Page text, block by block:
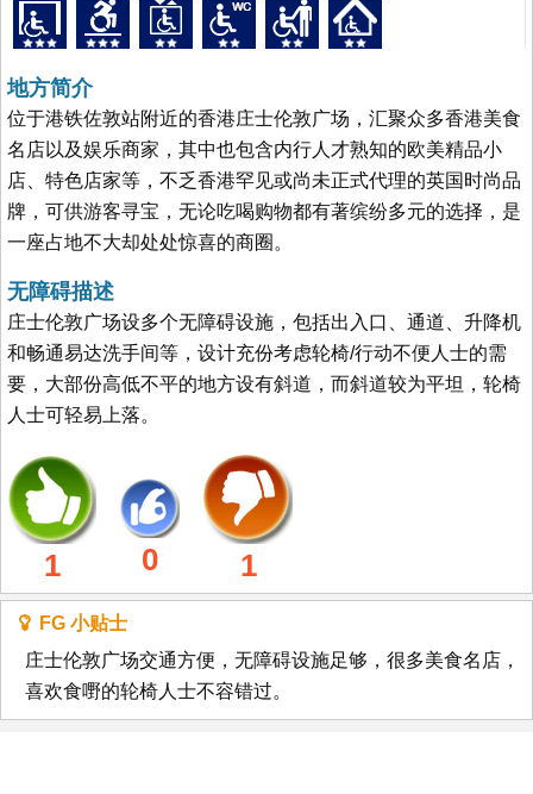
地方简介
位于港铁佐敦站附近的香港庄士伦敦广场，汇聚众多香港美食
名店以及娱乐商家，其中也包含内行人才熟知的欧美精品小
店、特色店家等，不乏香港罕见或尚未正式代理的英国时尚品
牌，可供游客寻宝，无论吃喝购物都有著缤纷多元的选择，是
一座占地不大却处处惊喜的商圈。
无障碍描述
庄士伦敦广场设多个无障碍设施，包括出入口、通道、升降机
和畅通易达洗手间等，设计充份考虑轮椅/行动不便人士的需
要，大部份高低不平的地方设有斜道，而斜道较为平坦，轮椅
人士可轻易上落。
1 0 1
FG 小贴士
庄士伦敦广场交通方便，无障碍设施足够，很多美食名店，
喜欢食嘢的轮椅人士不容错过。